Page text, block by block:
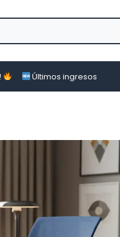
Últimos ingresos